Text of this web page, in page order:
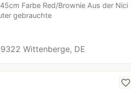
Farbe Red/Brownie Aus der Nici
gebrauchte
Wittenberge, DE
favorite_border